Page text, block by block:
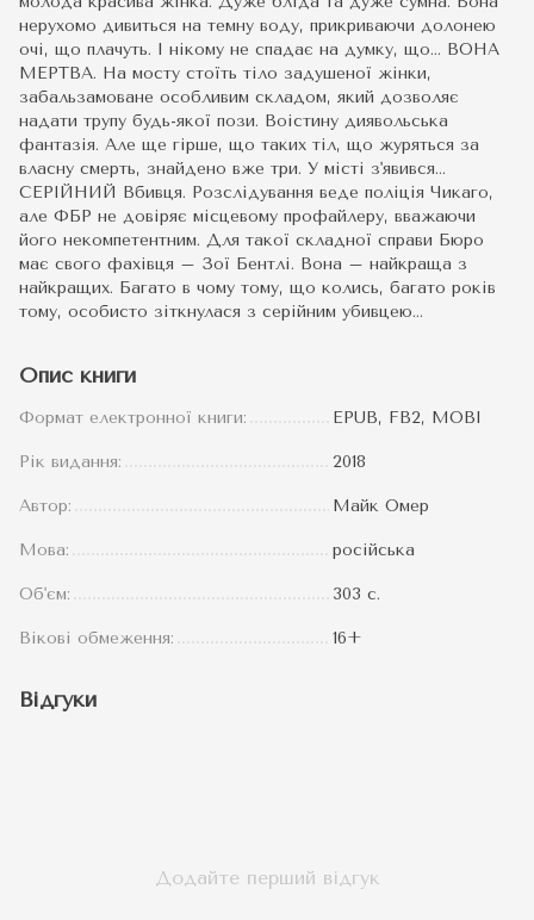
нерухомо дивиться на темну воду, прикриваючи долонею
очі, що плачуть. І нікому не спадає на думку, що… ВОНА
МЕРТВА. На мосту стоїть тіло задушеної жінки,
забальзамоване особливим складом, який дозволяє
надати трупу будь-якої пози. Воістину диявольська
фантазія. Але ще гірше, що таких тіл, що журяться за
власну смерть, знайдено вже три. У місті з'явився…
СЕРІЙНИЙ Вбивця. Розслідування веде поліція Чикаго,
але ФБР не довіряє місцевому профайлеру, вважаючи
його некомпетентним. Для такої складної справи Бюро
має свого фахівця – Зої Бентлі. Вона – найкраща з
найкращих. Багато в чому тому, що колись, багато років
тому, особисто зіткнулася з серійним убивцею…
Опис книги
Формат електронної книги: EPUB, FB2, MOBI
Рік видання: 2018
Автор: Майк Омер
Мова: російська
Об'єм: 303 с.
Вікові обмеження: 16+
Відгуки
Додайте перший відгук